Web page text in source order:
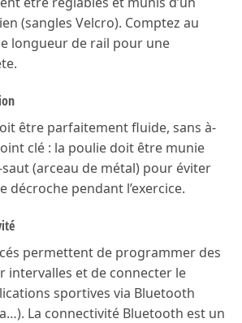
(sangles Velcro). Comptez au
longueur de rail pour une
être parfaitement fluide, sans à-
clé : la poulie doit être munie
saut (arceau de métal) pour éviter
décroche pendant l’exercice.
permettent de programmer des
intervalles et de connecter le
sportives via Bluetooth
La connectivité Bluetooth est un